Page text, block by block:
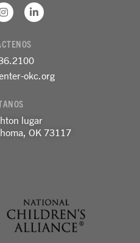
I
n
a
g
r
a
L
i
d
i
n
okc.org
lugar
OK 73117